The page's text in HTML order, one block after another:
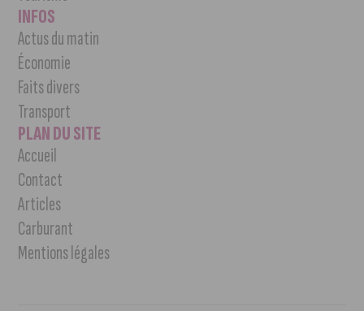
INFOS
Actus du matin
Économie
Faits divers
Transport
PLAN DU SITE
Accueil
Contact
Articles
Carburant
Mentions légales